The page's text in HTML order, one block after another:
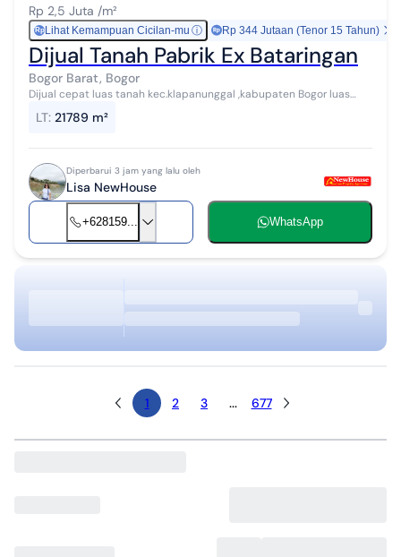
Rp 2,5 Juta /m²
RpLihat Kemampuan Cicilan-mu ⓘ Rp 344 Jutaan (Tenor 15 Tahun)
Dijual Tanah Pabrik Ex Bataringan
Bogor Barat, Bogor
Dijual cepat luas tanah kec.klapanunggal ,kabupaten Bogor luas
proses produksi a...
LT: 21789 m²
Diperbarui 3 jam yang lalu oleh
Lisa NewHouse
+628159... WhatsApp
1 2 3 ... 677